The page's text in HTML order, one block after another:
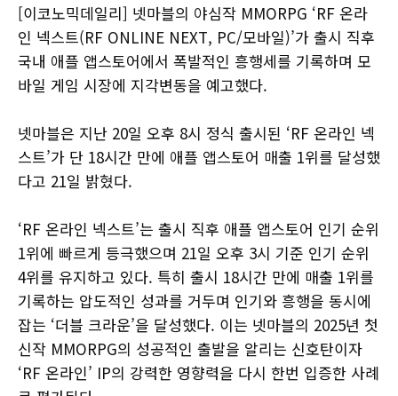
[이코노믹데일리] 넷마블의 야심작 MMORPG ‘RF 온라
인 넥스트(RF ONLINE NEXT, PC/모바일)’가 출시 직후
국내 애플 앱스토어에서 폭발적인 흥행세를 기록하며 모
바일 게임 시장에 지각변동을 예고했다.
넷마블은 지난 20일 오후 8시 정식 출시된 ‘RF 온라인 넥
스트’가 단 18시간 만에 애플 앱스토어 매출 1위를 달성했
다고 21일 밝혔다.
‘RF 온라인 넥스트’는 출시 직후 애플 앱스토어 인기 순위
1위에 빠르게 등극했으며 21일 오후 3시 기준 인기 순위
4위를 유지하고 있다. 특히 출시 18시간 만에 매출 1위를
기록하는 압도적인 성과를 거두며 인기와 흥행을 동시에
잡는 ‘더블 크라운’을 달성했다. 이는 넷마블의 2025년 첫
신작 MMORPG의 성공적인 출발을 알리는 신호탄이자
‘RF 온라인’ IP의 강력한 영향력을 다시 한번 입증한 사례